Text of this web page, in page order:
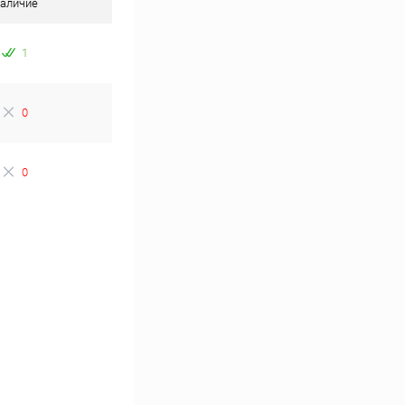
1
0
0